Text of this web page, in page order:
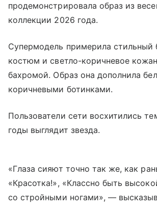
продемонстрировала образ из
коллекции 2026 года.
Супермодель примерила стильный
костюм и светло-коричневое
бахромой. Образ она дополнила
коричневыми ботинками.
Пользователи сети восхитились
годы выглядит звезда.
«Глаза сияют точно так же, как
«Красотка!», «Классно быть
со стройными ногами», —